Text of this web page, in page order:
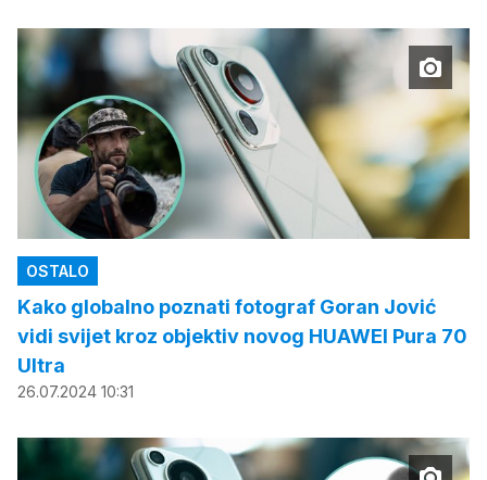
OSTALO
Kako globalno poznati fotograf Goran Jović
vidi svijet kroz objektiv novog HUAWEI Pura 70
Ultra
26.07.2024 10:31